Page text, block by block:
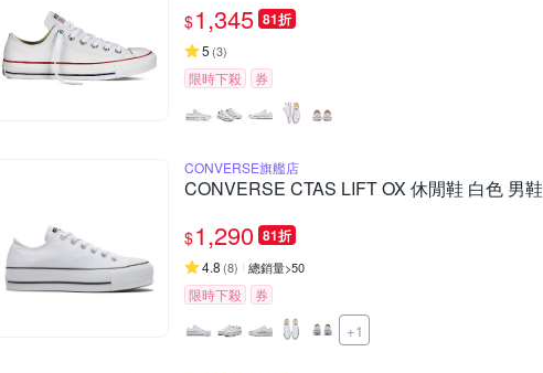
$1,345 81折
5 (3)
限時下殺 券
CONVERSE旗艦店
CONVERSE CTAS LIFT OX 休閒鞋 白色 男
$1,290 81折
4.8 (8) 總銷量>50
限時下殺 券
+1